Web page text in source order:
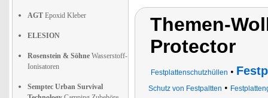
AGT Epoxid Kleber
ELESION
Rosenstein & Söhne Wasserstoff-
Ionisatoren
Semptec Urban Survival
Themen-
Protector
Festplattenschutzhüllen •
Schutz von Festpaltten •